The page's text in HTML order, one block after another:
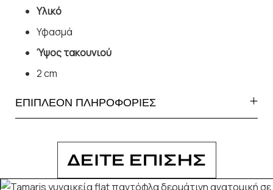
Υλικό
Υφασμά
Ύψος τακουνιού
2 cm
ΕΠΙΠΛΕΟΝ ΠΛΗΡΟΦΟΡΙΕΣ
ΔΕΙΤΕ ΕΠΙΣΗΣ